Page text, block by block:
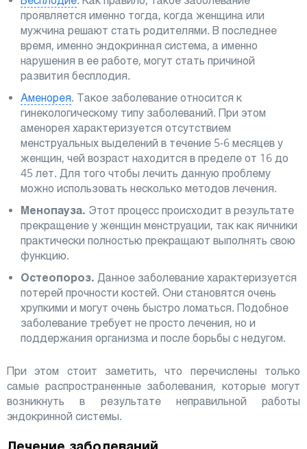
проявляется именно тогда, когда женщина или
мужчина решают стать родителями. В последнее
время, именно эндокринная система, а именно
нарушения в ее работе, могут стать причиной
развития бесплодия.
Аменорея. Такое заболевание относится к
гинекологическому типу заболеваний. При этом
аменорея характеризуется отсутствием
менструальных выделений в течение 5-6 месяцев у
женщин, чей возраст находится в пределе от 16 до
45 лет. Для того чтобы лечить данную проблему
можно использовать несколько методов лечения.
Менопауза. Этот процесс происходит в результате
прекращение у женщин менструации, так как яичники
практически полностью прекращают выполнять свою
функцию.
Остеопороз. Данное заболевание характеризуется
потерей прочности костей. Они становятся очень
хрупкими и могут очень быстро ломаться. Подобное
заболевание требует не просто лечения, но и
поддержания организма и после борьбы с недугом.
При этом стоит заметить, что перечислены только
самые распространенные заболевания, которые могут
возникнуть в результате неправильной работы
эндокринной системы.